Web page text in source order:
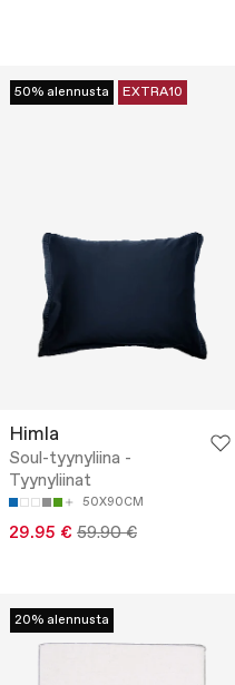
50% alennusta EXTRA10
Himla
Soul-tyynyliina -
Tyynyliinat
50X90CM
29.95 € 59.90 €
20% alennusta